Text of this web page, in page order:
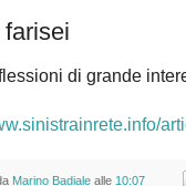
di grande
Marino Badiale alle 10:07